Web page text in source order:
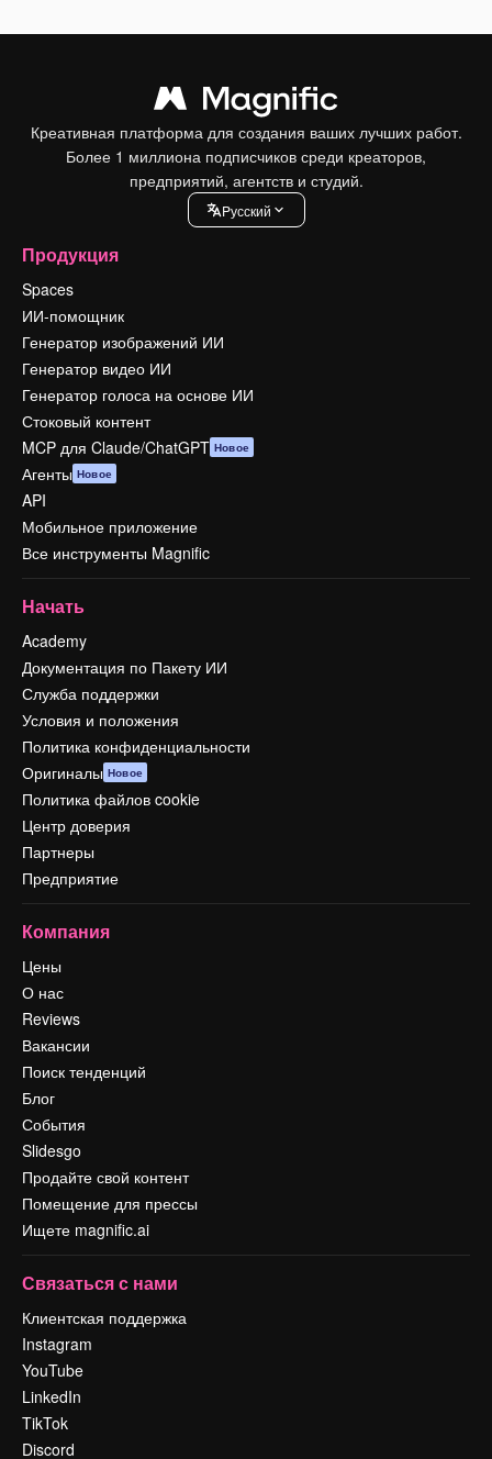
Креативная платформа для создания ваших лучших работ.
Более 1 миллиона подписчиков среди креаторов,
предприятий, агентств и студий.
Pусский
Продукция
Spaces
ИИ-помощник
Генератор изображений ИИ
Генератор видео ИИ
Генератор голоса на основе ИИ
Стоковый контент
MCP для Claude/ChatGPT Новое
Агенты Новое
API
Мобильное приложение
Все инструменты Magnific
Начать
Academy
Документация по Пакету ИИ
Служба поддержки
Условия и положения
Политика конфиденциальности
Оригиналы Новое
Политика файлов cookie
Центр доверия
Партнеры
Предприятие
Компания
Цены
О нас
Reviews
Вакансии
Поиск тенденций
Блог
События
Slidesgo
Продайте свой контент
Помещение для прессы
Ищете magnific.ai
Связаться с нами
Клиентская поддержка
Instagram
YouTube
LinkedIn
TikTok
Discord